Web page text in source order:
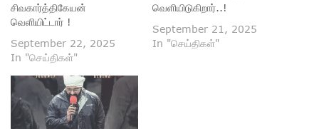
சிவகார்த்திகேயன்
வெளியிட்டார் !
September 22, 2025
In "செய்திகள்"
வெளியிடுகிறார்..!
September 21, 2025
In "செய்திகள்"